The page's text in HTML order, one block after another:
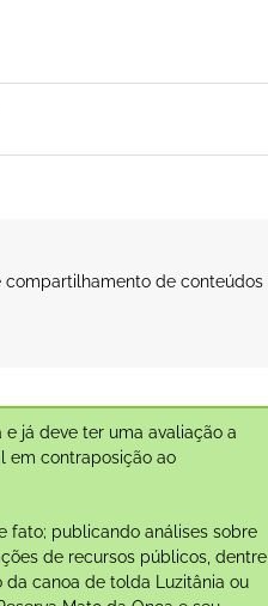
de conteúdos
já deve ter uma avaliação a
em contraposição ao
fato; publicando análises sobre
de recursos públicos, dentre
canoa de tolda Luzitânia ou